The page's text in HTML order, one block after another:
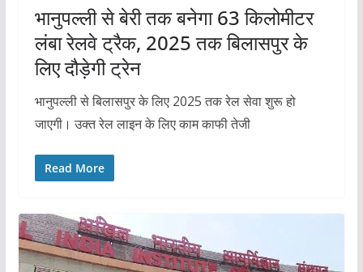
भानुपल्ली से बेरी तक बनेगा 63 किलोमीटर
लंबा रेलवे ट्रैक, 2025 तक बिलासपुर के
लिए दौड़ेगी ट्रेन
भानुपल्ली से बिलासपुर के लिए 2025 तक रेल सेवा शुरू हो
जाएगी। उक्त रेल लाइन के लिए काम काफी तेजी
Read More